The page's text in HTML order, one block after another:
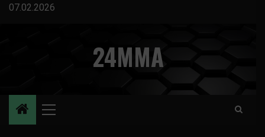
Перейти
07.02.2026
24MMA
Основное